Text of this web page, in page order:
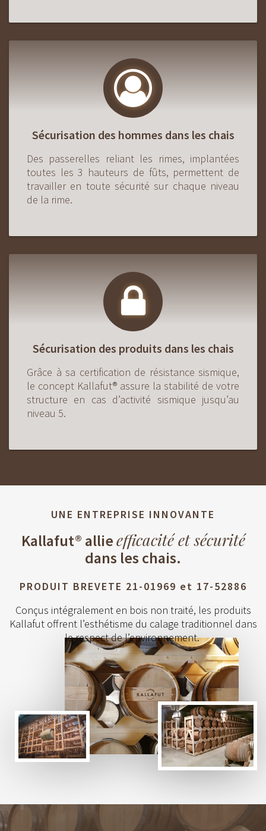
Sécurisation des hommes dans les chais
Des passerelles reliant les rimes, implantées
toutes les 3 hauteurs de fûts, permettent de
travailler en toute sécurité sur chaque niveau
de la rime.
Sécurisation des produits dans les chais
Grâce à sa certification de résistance sismique,
le concept Kallafut® assure la stabilité de votre
structure en cas d’activité sismique jusqu’au
niveau 5.
UNE ENTREPRISE INNOVANTE
Kallafut® allieefficacité et sécurité
dans les chais.
PRODUIT BREVETE 21-01969 et 17-52886
Conçus intégralement en bois non traité, les produits
Kallafut offrent l’esthétisme du calage traditionnel dans
le respect de l’environnement.